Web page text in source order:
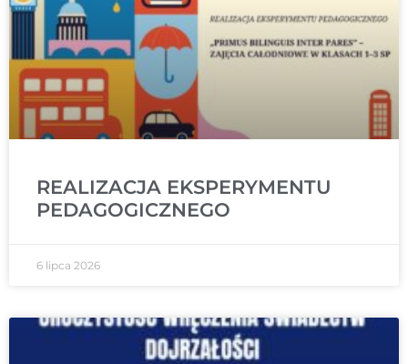
REALIZACJA EKSPERYMENTU
PEDAGOGICZNEGO
6 lipca 2026